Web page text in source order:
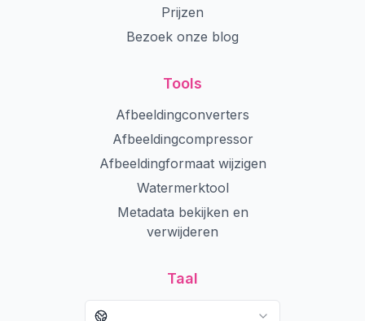
Prijzen
Bezoek onze blog
Tools
Afbeeldingconverters
Afbeeldingcompressor
Afbeeldingformaat wijzigen
Watermerktool
Metadata bekijken en
verwijderen
Taal